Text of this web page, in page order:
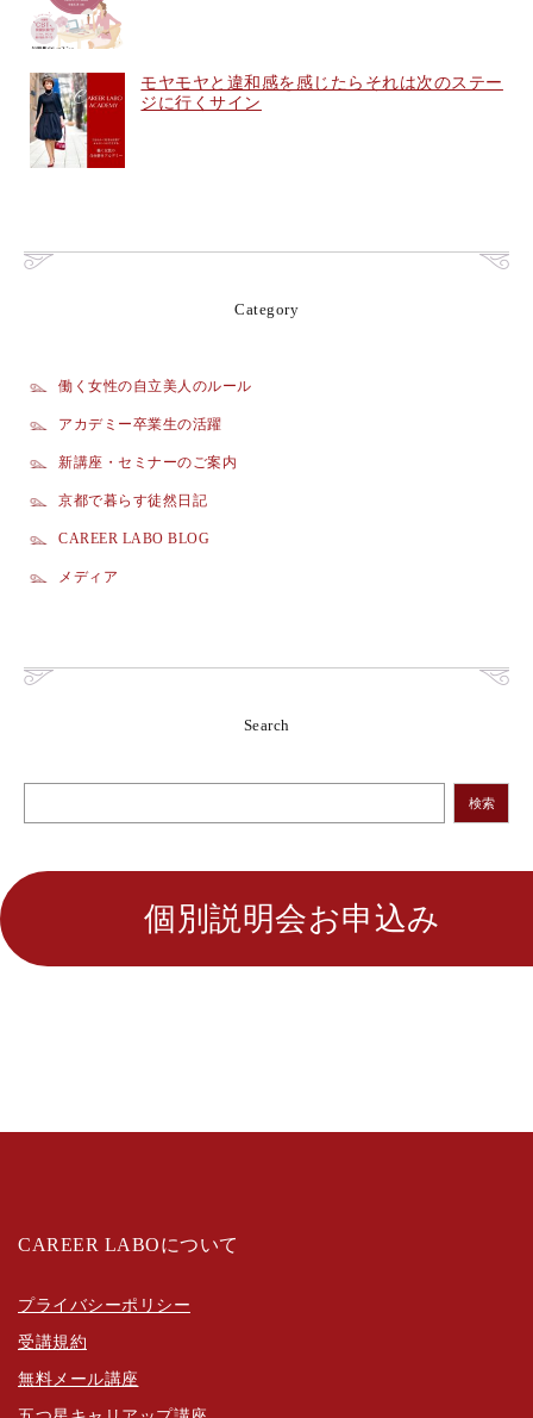
モヤモヤと違和感を感じたらそれは次のステー
ジに行くサイン
Category
働く女性の自立美人のルール
アカデミー卒業生の活躍
新講座・セミナーのご案内
京都で暮らす徒然日記
CAREER LABO BLOG
メディア
Search
検索
個別説明会お申込み
CAREER LABOについて
プライバシーポリシー
受講規約
無料メール講座